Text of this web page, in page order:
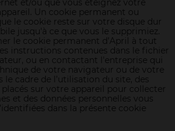
et/ou que vous éteignez votre
Un cookie permanent ou
le cookie reste sur votre disque dur
jusqu'à ce que vous le supprimiez.
le cookie permanent d’April à tout
instructions contenues dans le fichier
ou en contactant l'entreprise qui
de votre navigateur ou de votre
le cadre de l’utilisation du site, des
sur votre appareil pour collecter
et des données personnelles vous
dans la présente cookie